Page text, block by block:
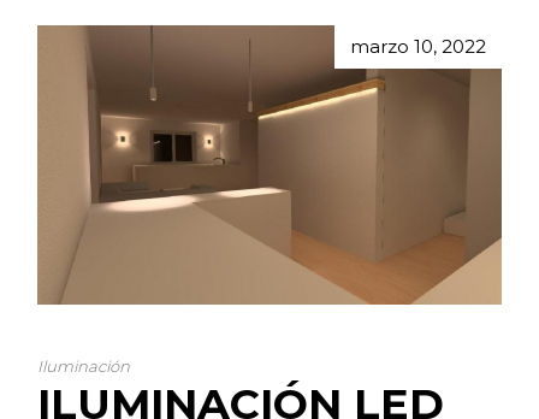
marzo 10, 2022
Iluminación
ILUMINACIÓN LED